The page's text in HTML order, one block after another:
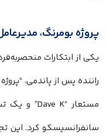
پروژه بومرنگ،
یکی از ابتکارات
سانفرانسیسکو کرد. این